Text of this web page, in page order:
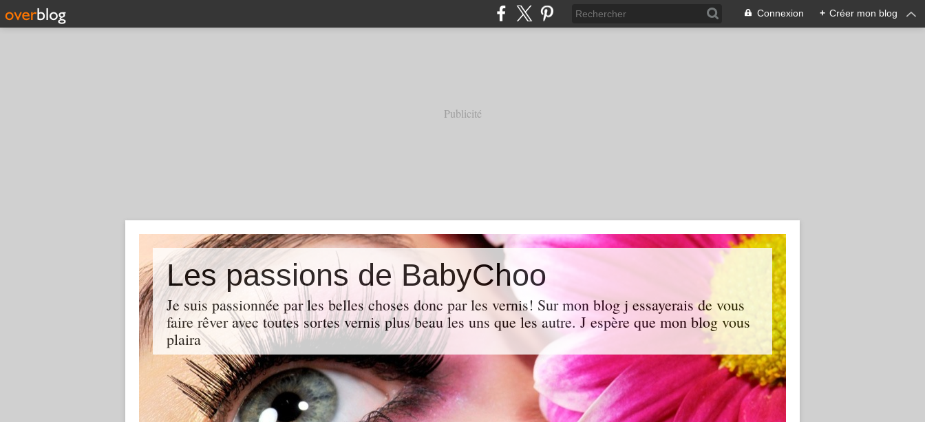
Connexion + Créer mon blog
Publicité
Les passions de BabyChoo
Je suis passionnée par les belles choses donc par les vernis! Sur mon blog j essayerais de vous
faire rêver avec toutes sortes vernis plus beau les uns que les autre. J espère que mon blog vous
plaira